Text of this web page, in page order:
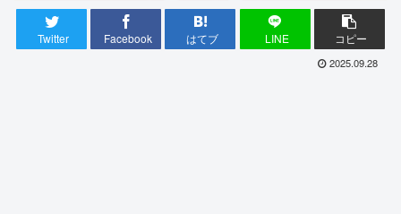
Twitter Facebook はてブ LINE コピー
2025.09.28